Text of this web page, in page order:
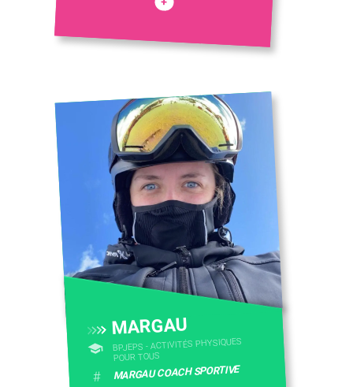
MARGAU
BPJEPS - ACTIVITÉS PHYSIQUES
POUR TOUS
# MARGAU COACH SPORTIVE